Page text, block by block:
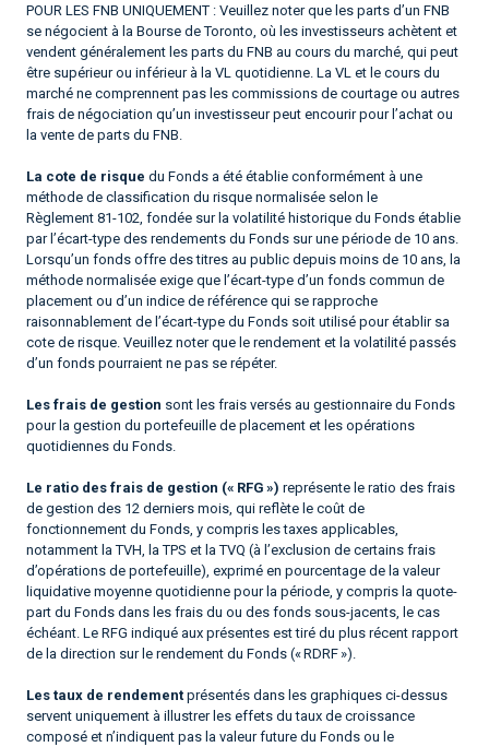
POUR LES FNB UNIQUEMENT : Veuillez noter que les parts d’un FNB
se négocient à la Bourse de Toronto, où les investisseurs achètent et
vendent généralement les parts du FNB au cours du marché, qui peut
être supérieur ou inférieur à la VL quotidienne. La VL et le cours du
marché ne comprennent pas les commissions de courtage ou autres
frais de négociation qu’un investisseur peut encourir pour l’achat ou
la vente de parts du FNB.
La cote de risque du Fonds a été établie conformément à une
méthode de classification du risque normalisée selon le
Règlement 81-102, fondée sur la volatilité historique du Fonds établie
par l’écart-type des rendements du Fonds sur une période de 10 ans.
Lorsqu’un fonds offre des titres au public depuis moins de 10 ans, la
méthode normalisée exige que l’écart-type d’un fonds commun de
placement ou d’un indice de référence qui se rapproche
raisonnablement de l’écart-type du Fonds soit utilisé pour établir sa
cote de risque. Veuillez noter que le rendement et la volatilité passés
d’un fonds pourraient ne pas se répéter.
Les frais de gestion sont les frais versés au gestionnaire du Fonds
pour la gestion du portefeuille de placement et les opérations
quotidiennes du Fonds.
Le ratio des frais de gestion (« RFG ») représente le ratio des frais
de gestion des 12 derniers mois, qui reflète le coût de
fonctionnement du Fonds, y compris les taxes applicables,
notamment la TVH, la TPS et la TVQ (à l’exclusion de certains frais
d’opérations de portefeuille), exprimé en pourcentage de la valeur
liquidative moyenne quotidienne pour la période, y compris la quote-
part du Fonds dans les frais du ou des fonds sous-jacents, le cas
échéant. Le RFG indiqué aux présentes est tiré du plus récent rapport
de la direction sur le rendement du Fonds (« RDRF »).
Les taux de rendement présentés dans les graphiques ci-dessus
servent uniquement à illustrer les effets du taux de croissance
composé et n’indiquent pas la valeur future du Fonds ou le